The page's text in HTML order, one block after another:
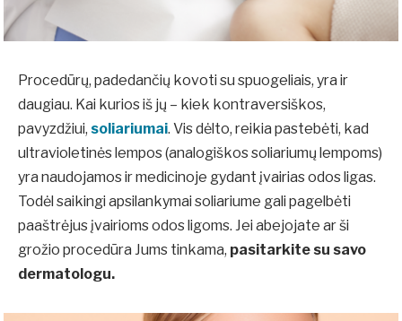
Procedūrų, padedančių kovoti su spuogeliais, yra ir
daugiau. Kai kurios iš jų – kiek kontraversiškos,
pavyzdžiui, soliariumai. Vis dėlto, reikia pastebėti, kad
ultravioletinės lempos (analogiškos soliariumų lempoms)
yra naudojamos ir medicinoje gydant įvairias odos ligas.
Todėl saikingi apsilankymai soliariume gali pagelbėti
paaštrėjus įvairioms odos ligoms. Jei abejojate ar ši
grožio procedūra Jums tinkama, pasitarkite su savo
dermatologu.